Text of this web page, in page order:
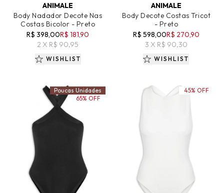
ANIMALE
Body Nadador Decote Nas
Costas Bicolor - Preto
R$ 398,00R$ 181,90
2 X R$ 90,95
WISHLIST
ANIMALE
Body Decote Costas Tricot
- Preto
R$ 598,00R$ 270,90
3 X R$ 90,30
WISHLIST
Poucas Unidades
65% OFF
45% OFF